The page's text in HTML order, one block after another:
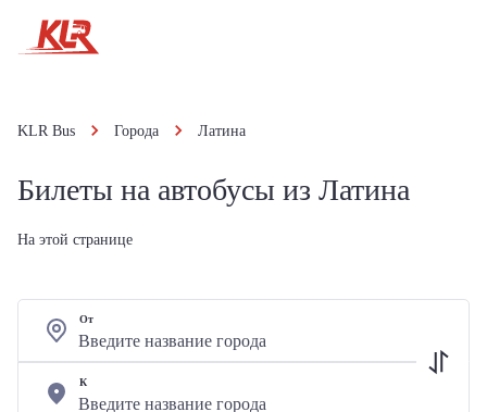
KLR Bus Города Латина
Билеты на автобусы из Латина
На этой странице
От
К